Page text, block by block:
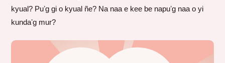
kyual? Puʼg gi o kyual ñe? Na naa e kee be napuʼg naa o yi
kundaʼg mur?